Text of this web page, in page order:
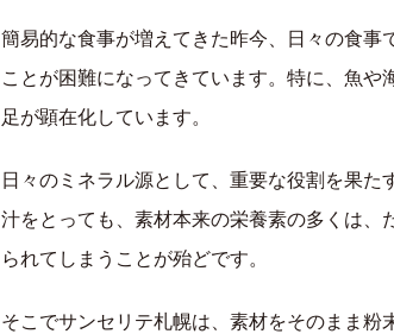
簡易的な食事が増えてきた昨今、日々の食事
ことが困難になってきています。特に、魚や
足が顕在化しています。
日々のミネラル源として、重要な役割を果た
汁をとっても、素材本来の栄養素の多くは、
られてしまうことが殆どです。
そこでサンセリテ札幌は、素材をそのまま粉